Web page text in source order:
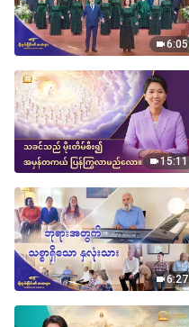
6:05
15:11
6:27